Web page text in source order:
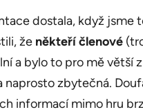
dostala, když
že někteří členové
a bylo to pro mě větší
naprosto zbytečná.
informací mimo hru